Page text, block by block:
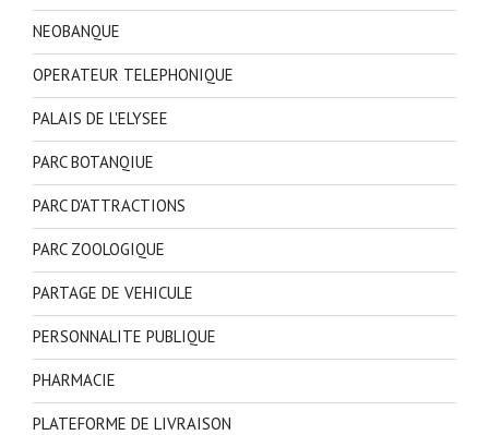
NEOBANQUE
OPERATEUR TELEPHONIQUE
PALAIS DE L'ELYSEE
PARC BOTANQIUE
PARC D'ATTRACTIONS
PARC ZOOLOGIQUE
PARTAGE DE VEHICULE
PERSONNALITE PUBLIQUE
PHARMACIE
PLATEFORME DE LIVRAISON